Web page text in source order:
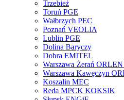
Trzebież
Toruń PGE
Wałbrzych PEC
Poznań VEOLIA
Lublin PGE
Dolina Baryczy
Dobra EMITEL
Warszawa Żerań
Warszawa Kawęczyn
Koszalin MEC
Reda MPCK KOKSIK